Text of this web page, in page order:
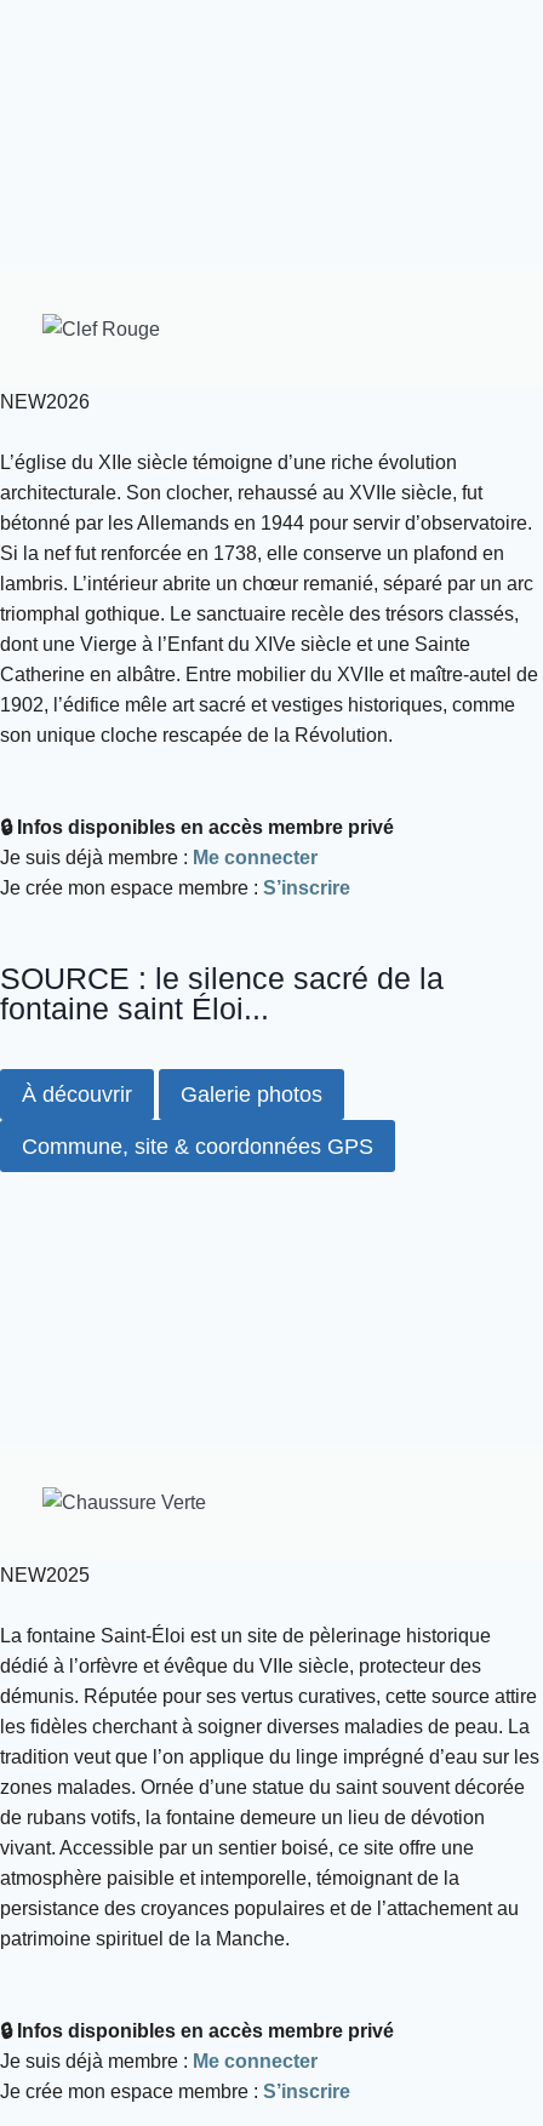
NEW2026
L’église du XIIe siècle témoigne d’une riche évolution
architecturale. Son clocher, rehaussé au XVIIe siècle, fut
bétonné par les Allemands en 1944 pour servir d’observatoire.
Si la nef fut renforcée en 1738, elle conserve un plafond en
lambris. L’intérieur abrite un chœur remanié, séparé par un arc
triomphal gothique. Le sanctuaire recèle des trésors classés,
dont une Vierge à l’Enfant du XIVe siècle et une Sainte
Catherine en albâtre. Entre mobilier du XVIIe et maître-autel de
1902, l’édifice mêle art sacré et vestiges historiques, comme
son unique cloche rescapée de la Révolution.
🔒 Infos disponibles en accès membre privé
Je suis déjà membre : Me connecter
Je crée mon espace membre : S’inscrire
SOURCE : le silence sacré de la
fontaine saint Éloi...
À découvrir Galerie photos
Commune, site & coordonnées GPS
NEW2025
La fontaine Saint-Éloi est un site de pèlerinage historique
dédié à l’orfèvre et évêque du VIIe siècle, protecteur des
démunis. Réputée pour ses vertus curatives, cette source attire
les fidèles cherchant à soigner diverses maladies de peau. La
tradition veut que l’on applique du linge imprégné d’eau sur les
zones malades. Ornée d’une statue du saint souvent décorée
de rubans votifs, la fontaine demeure un lieu de dévotion
vivant. Accessible par un sentier boisé, ce site offre une
atmosphère paisible et intemporelle, témoignant de la
persistance des croyances populaires et de l’attachement au
patrimoine spirituel de la Manche.
🔒 Infos disponibles en accès membre privé
Je suis déjà membre : Me connecter
Je crée mon espace membre : S’inscrire